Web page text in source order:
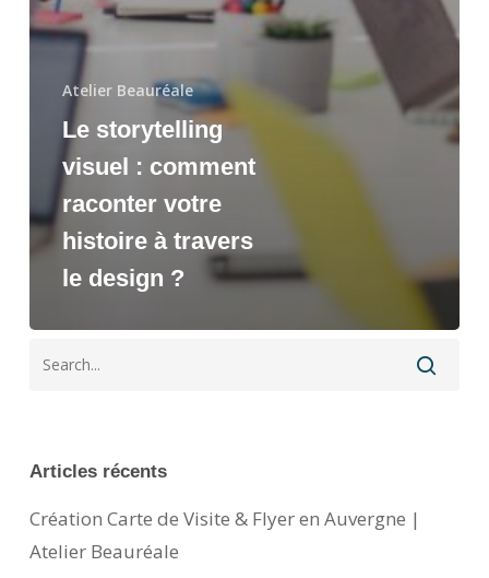
Atelier Beauréale
Le storytelling
visuel : comment
raconter votre
histoire à travers
le design ?
Articles récents
Création Carte de Visite & Flyer en Auvergne |
Atelier Beauréale